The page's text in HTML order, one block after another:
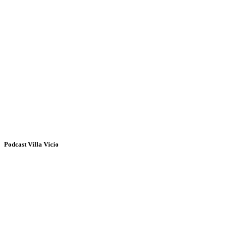
Podcast Villa Vicio